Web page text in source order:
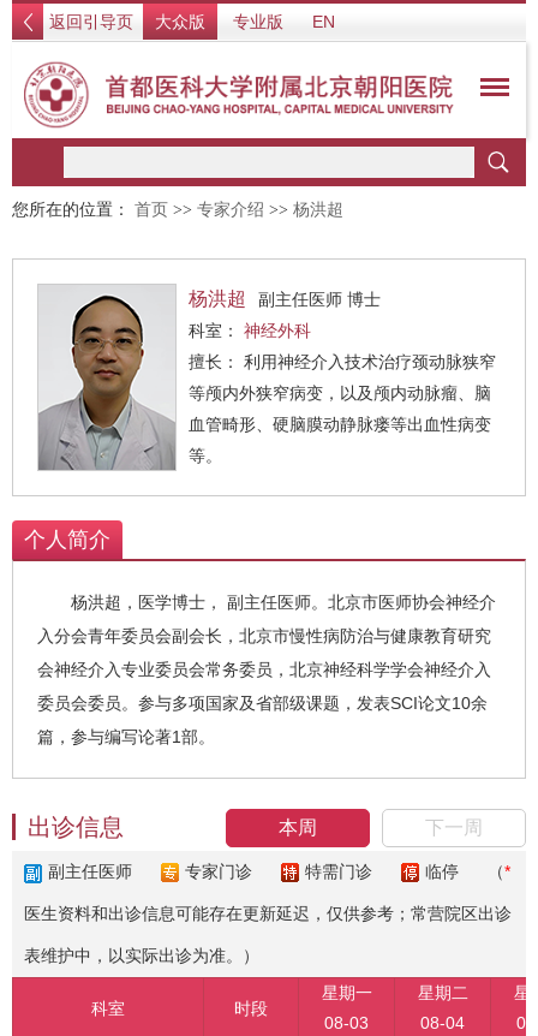
返回引导页 大众版 专业版 EN
您所在的位置： 首页 >> 专家介绍 >> 杨洪超
杨洪超
副主任医师 博士
科室： 神经外科
擅长： 利用神经介入技术治疗颈动脉狭窄
等颅内外狭窄病变，以及颅内动脉瘤、脑
血管畸形、硬脑膜动静脉瘘等出血性病变
等。
个人简介
杨洪超，医学博士， 副主任医师。北京市医师协会神经介
入分会青年委员会副会长，北京市慢性病防治与健康教育研究
会神经介入专业委员会常务委员，北京神经科学学会神经介入
委员会委员。参与多项国家及省部级课题，发表SCI论文10余
篇，参与编写论著1部。
本周 下一周
出诊信息
副主任医师 专家门诊 特需门诊 临停 （*
医生资料和出诊信息可能存在更新延迟，仅供参考；常营院区出诊
表维护中，以实际出诊为准。）
科室 时段
星期一
08-03
星期二
08-04
星